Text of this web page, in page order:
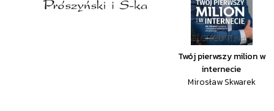
Twój pierwszy milion w
internecie
Mirosław Skwarek